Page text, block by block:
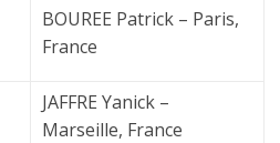
BOUREE Patrick – Paris,
France
JAFFRE Yanick –
Marseille, France